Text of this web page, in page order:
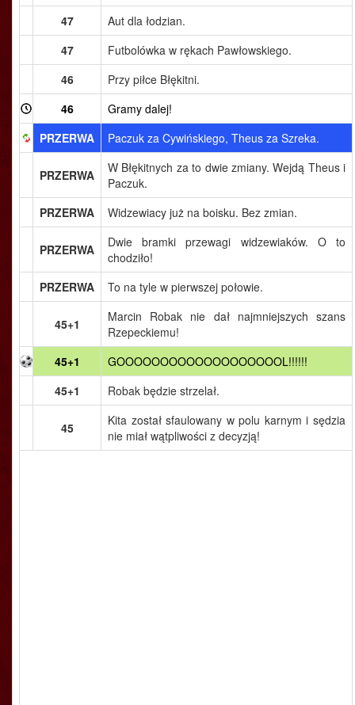
47
Aut dla łodzian.
47
Futbolówka w rękach Pawłowskiego.
46
Przy piłce Błękitni.
46
Gramy dalej!
PRZERWA
Paczuk za Cywińskiego, Theus za Szreka.
PRZERWA
W Błękitnych za to dwie zmiany. Wejdą Theus i
Paczuk.
PRZERWA
Widzewiacy już na boisku. Bez zmian.
PRZERWA
Dwie bramki przewagi widzewiaków. O to
chodziło!
PRZERWA
To na tyle w pierwszej połowie.
45+1
Marcin Robak nie dał najmniejszych szans
Rzepeckiemu!
45+1
GOOOOOOOOOOOOOOOOOOOL!!!!!!
45+1
Robak będzie strzelał.
45
Kita został sfaulowany w polu karnym i sędzia
nie miał wątpliwości z decyzją!